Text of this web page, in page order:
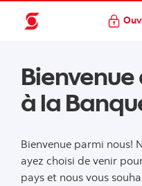
à la
Bienvenue parmi nous!
ayez choisi de venir
pays et nous vous